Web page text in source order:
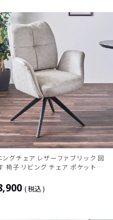
ングチェア レザーファブリック 回
椅子 リビング チェア ポケットコ
モダン グレージュ ブラック
税込